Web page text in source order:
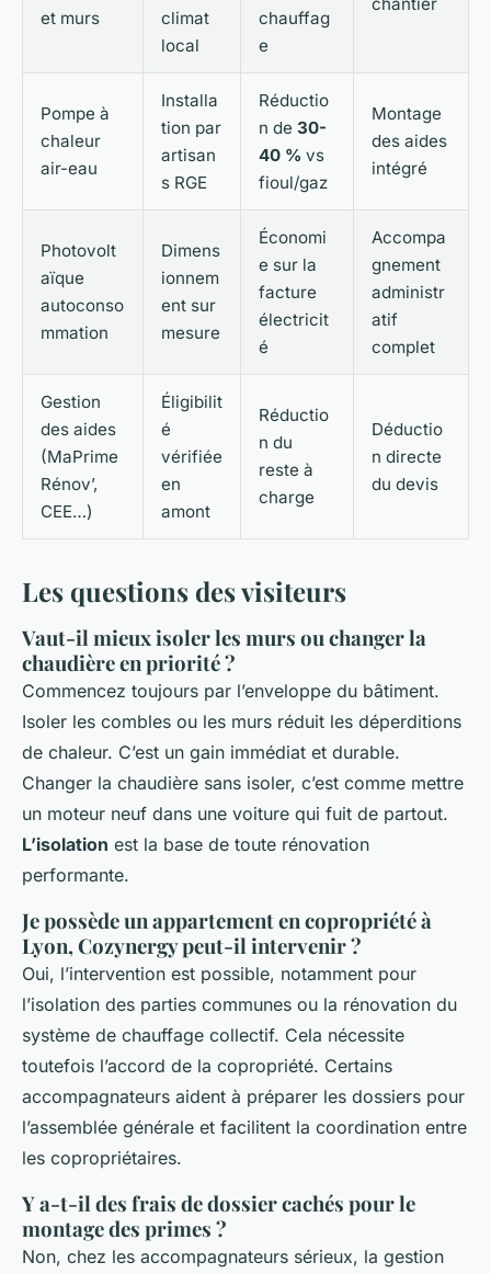
et murs
climat
local
chauffag
e
Pompe à
chaleur
air-eau
Installa
tion par
artisan
s RGE
Réductio
n de 30-
40 % vs
fioul/gaz
Montage
des aides
intégré
Photovolt
aïque
autoconso
mmation
Dimens
ionnem
ent sur
mesure
Économi
e sur la
facture
électricit
é
Accompa
gnement
administr
atif
complet
Gestion
des aides
(MaPrime
Rénov’,
CEE…)
Éligibilit
é
vérifiée
en
amont
Réductio
n du
reste à
charge
Déductio
n directe
du devis
Les questions des visiteurs
Vaut-il mieux isoler les murs ou changer la
chaudière en priorité ?
Commencez toujours par l’enveloppe du bâtiment.
Isoler les combles ou les murs réduit les déperditions
de chaleur. C’est un gain immédiat et durable.
Changer la chaudière sans isoler, c’est comme mettre
un moteur neuf dans une voiture qui fuit de partout.
L’isolation est la base de toute rénovation
performante.
Je possède un appartement en copropriété à
Lyon, Cozynergy peut-il intervenir ?
Oui, l’intervention est possible, notamment pour
l’isolation des parties communes ou la rénovation du
système de chauffage collectif. Cela nécessite
toutefois l’accord de la copropriété. Certains
accompagnateurs aident à préparer les dossiers pour
l’assemblée générale et facilitent la coordination entre
les copropriétaires.
Y a-t-il des frais de dossier cachés pour le
montage des primes ?
Non, chez les accompagnateurs sérieux, la gestion